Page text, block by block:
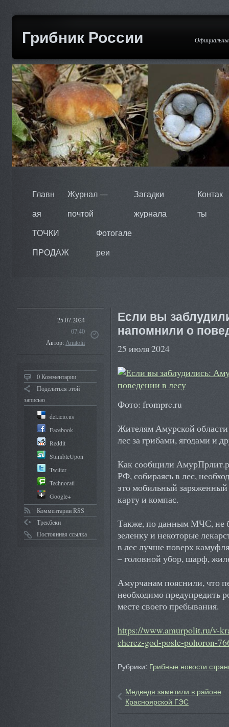
Грибник России
Главн
ая
Журнал —
почтой
Загадки
журнала
Контак
ты
ТОЧКИ
ПРОДАЖ
Фотогале
реи
25.07.2024
07:40
Автор:Anatolii
0 Комментарии
Поделиться этой
записью
del.icio.us
Facebook
Reddit
StumbleUpon
Twitter
Technorati
Google+
Комментарии RSS
Трекбеки
Постоянная ссылка
Если вы
напомнили о
25 июля 2024
Фото: fromprc.ru
Жителям Амурской
лес за грибами, ягодами и
Как сообщили
РФ, собираясь в лес,
это мобильный
карту и компас.
Также, по данным МЧС, не
зеленку и некоторые
в лес лучше поверх
– головной убор, шарф,
Амурчанам пояснили, что
необходимо предупредить
месте своего пребывания.
https://www.amurpolit.ru/v-
cherez-god-posle-pohoron-
Рубрики: Грибные новости
Медведя заметили в районе
Красноярской ГЭС